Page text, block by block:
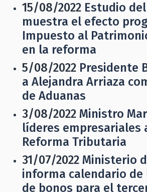
15/08/2022 Estudio
muestra el efecto
Impuesto al
en la reforma
5/08/2022 Presidente
a Alejandra Arriaza
de Aduanas
3/08/2022 Ministro
líderes empresariales
Reforma Tributaria
31/07/2022 Ministerio
informa calendario de
de bonos para el